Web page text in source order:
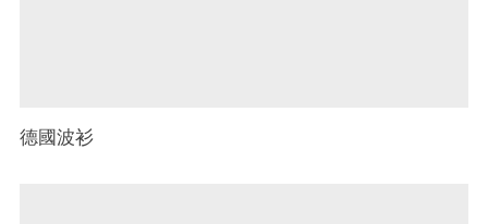
德國波衫